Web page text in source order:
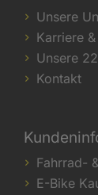
Unsere
Karriere
Unsere
Kontakt
Fahrrad-
E-Bike